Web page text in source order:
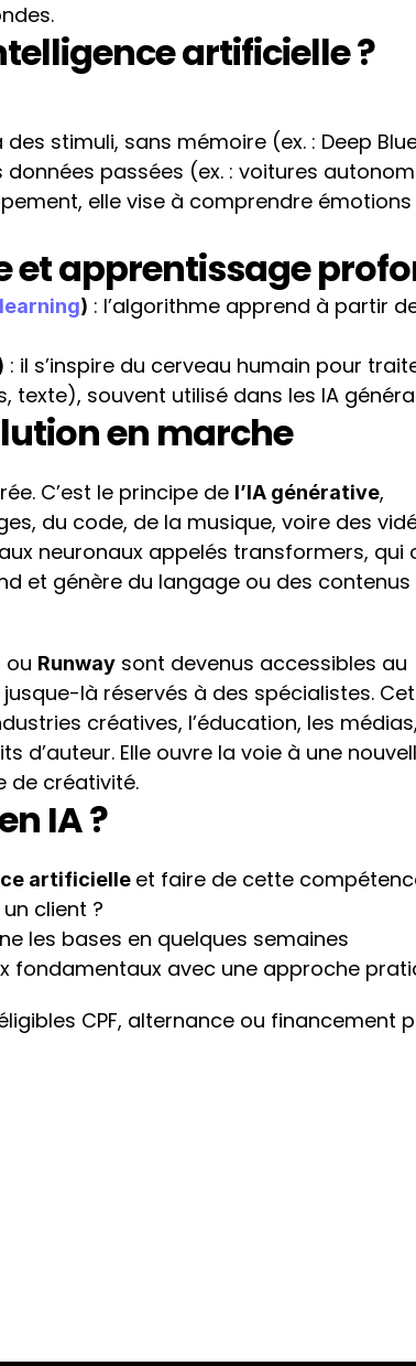
artificielle ?
stimuli, sans mémoire (ex. : Deep
données passées (ex. : voitures
elle vise à comprendre
et apprentissage
) : l’algorithme apprend à partir
: il s’inspire du cerveau humain pour
texte), souvent utilisé dans les IA
en marche
C’est le principe de l’IA générative,
du code, de la musique, voire des
neuronaux appelés transformers, qui
et génère du langage ou des contenus
ou Runway sont devenus accessibles au
là réservés à des spécialistes.
créatives, l’éducation, les
d’auteur. Elle ouvre la voie à une
de créativité.
IA ?
artificielle et faire de cette
client ?
les bases en quelques semaines
fondamentaux avec une approche
CPF, alternance ou financement